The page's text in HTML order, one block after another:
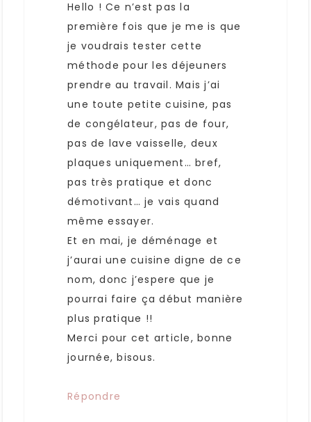
Hello ! Ce n’est pas la
première fois que je me is que
je voudrais tester cette
méthode pour les déjeuners
prendre au travail. Mais j’ai
une toute petite cuisine, pas
de congélateur, pas de four,
pas de lave vaisselle, deux
plaques uniquement… bref,
pas très pratique et donc
démotivant… je vais quand
même essayer.
Et en mai, je déménage et
j’aurai une cuisine digne de ce
nom, donc j’espere que je
pourrai faire ça début manière
plus pratique !!
Merci pour cet article, bonne
journée, bisous.
Répondre